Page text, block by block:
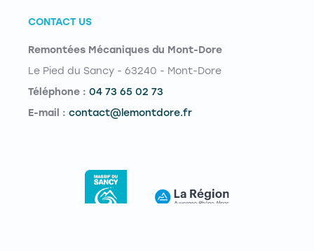
CONTACT US
Remontées Mécaniques du Mont-Dore
Le Pied du Sancy - 63240 - Mont-Dore
Téléphone : 04 73 65 02 73
E-mail : contact@lemontdore.fr